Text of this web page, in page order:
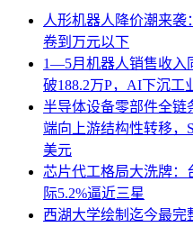
人形机器人降价潮来袭
卷到万元以下
1—5月机器人销售收入
破188.2万P，AI下沉工
半导体设备零部件全链
端向上游结构性转移，
美元
芯片代工格局大洗牌：
际5.2%逼近三星
西湖大学绘制迄今最完